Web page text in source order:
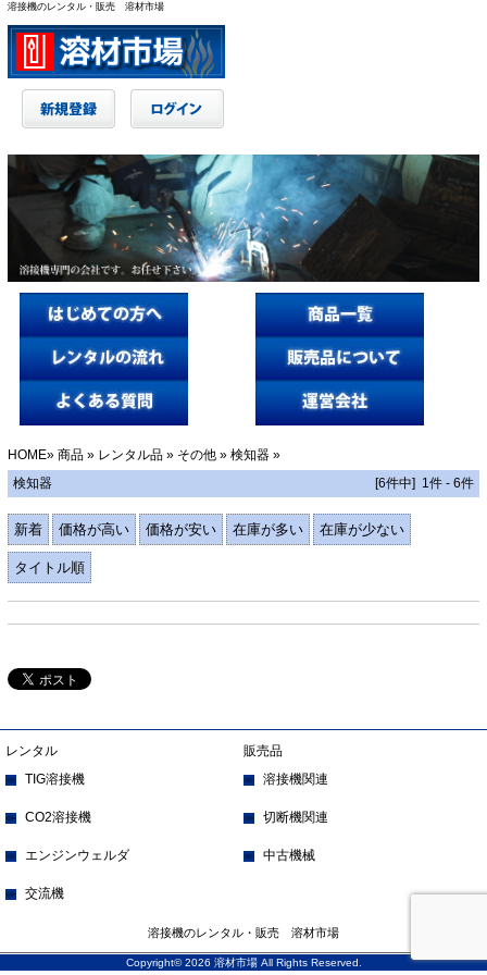
溶接機のレンタル・販売 溶材市場
HOME» 商品» レンタル品» その他» 検知器»
検知器
[6件中] 1件 - 6件
新着 価格が高い 価格が安い 在庫が多い 在庫が少ない
タイトル順
レンタル
TIG溶接機
CO2溶接機
エンジンウェルダ
交流機
販売品
溶接機関連
切断機関連
中古機械
溶接機のレンタル・販売 溶材市場
Copyright© 2026 溶材市場 All Rights Reserved.